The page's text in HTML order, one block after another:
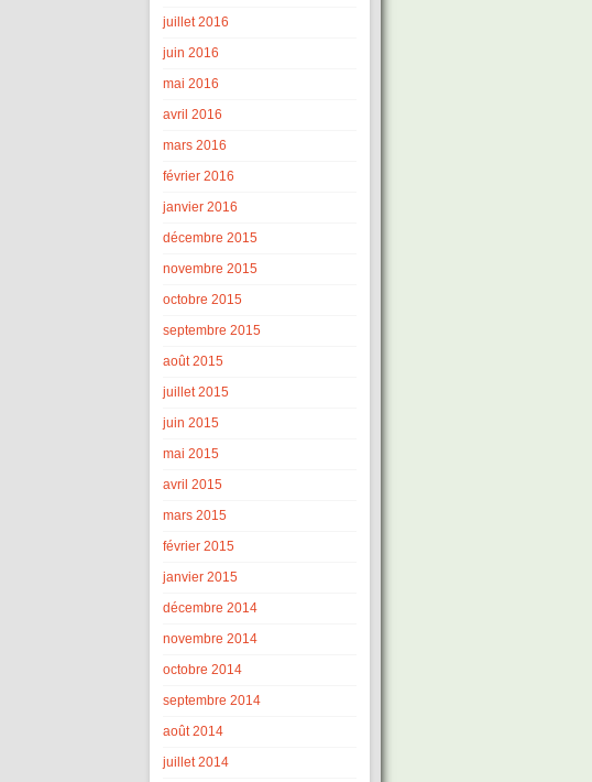
juillet 2016
juin 2016
mai 2016
avril 2016
mars 2016
février 2016
janvier 2016
décembre 2015
novembre 2015
octobre 2015
septembre 2015
août 2015
juillet 2015
juin 2015
mai 2015
avril 2015
mars 2015
février 2015
janvier 2015
décembre 2014
novembre 2014
octobre 2014
septembre 2014
août 2014
juillet 2014